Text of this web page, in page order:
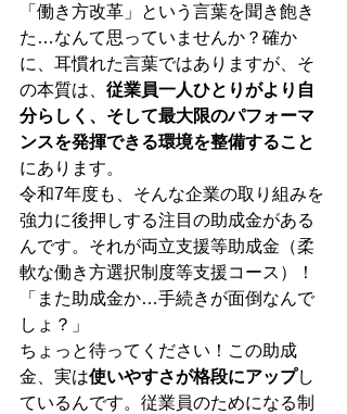
「働き方改革」という言葉を聞き飽き
た…なんて思っていませんか？確か
に、耳慣れた言葉ではありますが、そ
の本質は、 従業員一人ひとりがより自
分らしく、そして最大限のパフォーマ
ンスを発揮できる環境を整備すること
にあります。
令和7年度も、そんな企業の取り組みを
強力に後押しする注目の助成金がある
んです。それが両立支援等助成金（柔
軟な働き方選択制度等支援コース）！
「また助成金か…手続きが面倒なんで
しょ？」
ちょっと待ってください！この助成
金、実は使いやすさが格段にアップし
ているんです。従業員のためになる制